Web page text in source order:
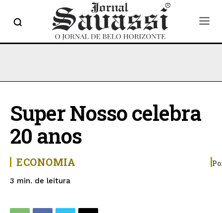
Super Nosso celebra
20 anos
ECONOMIA
3 min. de leitura